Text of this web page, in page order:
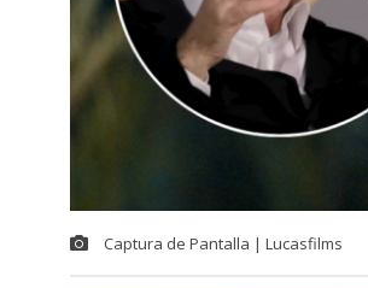
Captura de Pantalla | Lucasfilms